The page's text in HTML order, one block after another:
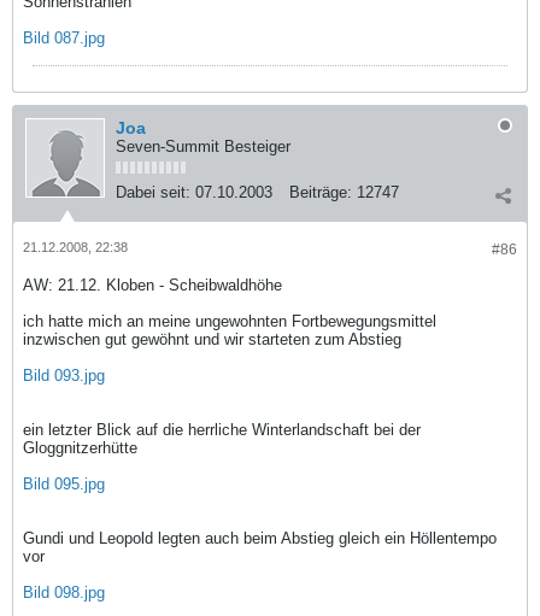
Bild 087.jpg
Joa
Seven-Summit Besteiger
Dabei seit: 07.10.2003 Beiträge: 12747
#86
21.12.2008, 22:38
AW: 21.12. Kloben - Scheibwaldhöhe
ich hatte mich an meine ungewohnten Fortbewegungsmittel
inzwischen gut gewöhnt und wir starteten zum Abstieg
Bild 093.jpg
ein letzter Blick auf die herrliche Winterlandschaft bei der
Gloggnitzerhütte
Bild 095.jpg
Gundi und Leopold legten auch beim Abstieg gleich ein Höllentempo
vor
Bild 098.jpg